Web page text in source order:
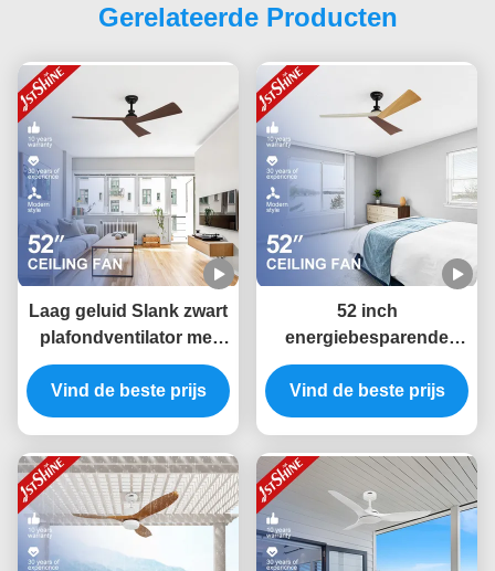
Gerelateerde Producten
Laag geluid Slank zwart
plafondventilator met
donkere houten
korrelbladen en
afstandsbediening Type
Vind de beste prijs
52 inch
energiebesparende
ABS-bladen
plafondventilator met
slimme APP-bediening
Vind de beste prijs